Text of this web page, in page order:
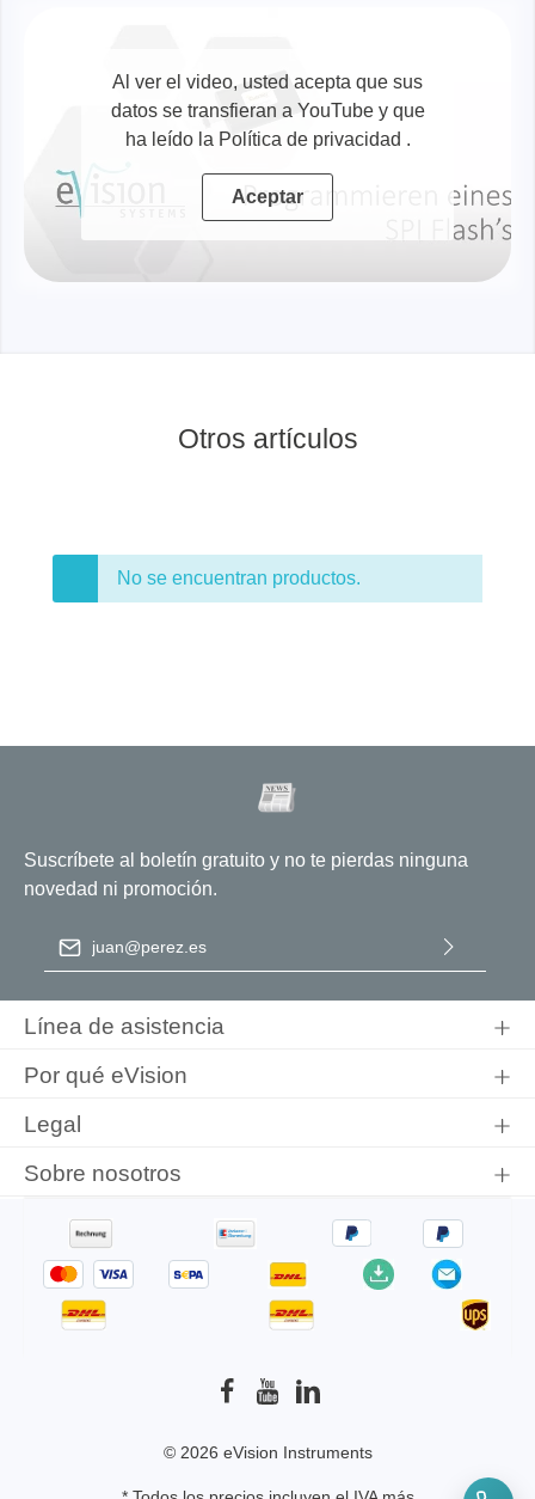
Al ver el video, usted acepta que sus
datos se transfieran a YouTube y que
ha leído la Política de privacidad .
Aceptar
Otros artículos
No se encuentran productos.
Suscríbete al boletín gratuito y no te pierdas ninguna
novedad ni promoción.
Dirección de correo electrónico
términos y condiciones generales
Línea de asistencia
Por qué eVision
Legal
Sobre nosotros
© 2026 eVision Instruments